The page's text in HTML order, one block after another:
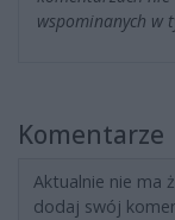
wspominanych w
Komentarze
Aktualnie nie ma
dodaj swój